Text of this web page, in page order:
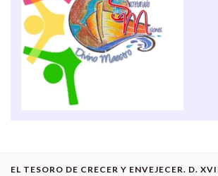
EL TESORO DE CRECER Y ENVEJECER. D.